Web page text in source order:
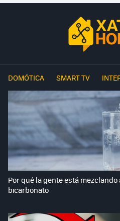
DOMÓTICA SMART TV
Por qué la gente está
bicarbonato